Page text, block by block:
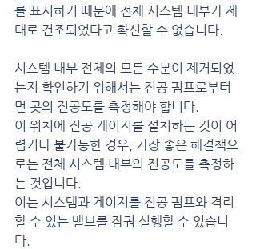
를 표시하기 때문에 전체 시스템 내부가 제
대로 건조되었다고 확신할 수 없습니다.
시스템 내부 전체의 모든 수분이 제거되었
는지 확인하기 위해서는 진공 펌프로부터
먼 곳의 진공도를 측정해야 합니다.
이 위치에 진공 게이지를 설치하는 것이 어
렵거나 불가능한 경우, 가장 좋은 해결책으
로는 전체 시스템 내부의 진공도를 측정하
는 것입니다.
이는 시스템과 게이지를 진공 펌프와 격리
할 수 있는 밸브를 잠궈 실행할 수 있습니
다.